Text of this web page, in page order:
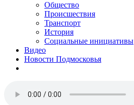
Общество
Происшествия
Транспорт
История
Социальные инициативы
Видео
Новости Подмосковья